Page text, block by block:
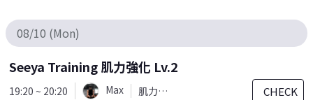
08/10 (Mon)
Seeya Training 肌力強化 Lv.2
19:20 ~ 20:20 Max 肌力訓練 CHECK